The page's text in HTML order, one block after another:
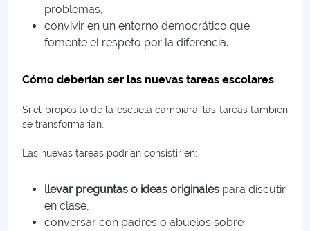
problemas,
convivir en un entorno democrático que
fomente el respeto por la diferencia.
Cómo deberían ser las nuevas tareas escolares
Si el propósito de la escuela cambiara, las tareas también
se transformarían.
Las nuevas tareas podrían consistir en:
llevar preguntas o ideas originales para discutir
en clase,
conversar con padres o abuelos sobre